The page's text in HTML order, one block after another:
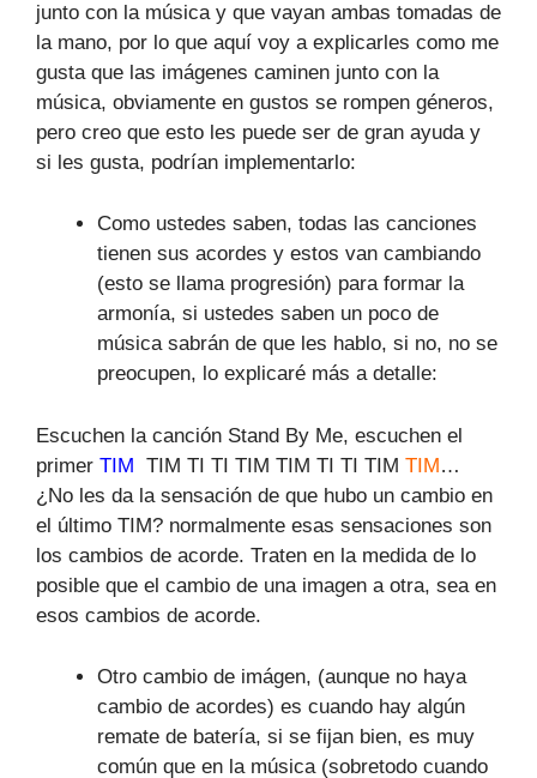
junto con la música y que vayan ambas tomadas de
la mano, por lo que aquí voy a explicarles como me
gusta que las imágenes caminen junto con la
música, obviamente en gustos se rompen géneros,
pero creo que esto les puede ser de gran ayuda y
si les gusta, podrían implementarlo:
Como ustedes saben, todas las canciones
tienen sus acordes y estos van cambiando
(esto se llama progresión) para formar la
armonía, si ustedes saben un poco de
música sabrán de que les hablo, si no, no se
preocupen, lo explicaré más a detalle:
Escuchen la canción Stand By Me, escuchen el
primer TIM TIM TI TI TIM TIM TI TI TIM TIM …
¿No les da la sensación de que hubo un cambio en
el último TIM? normalmente esas sensaciones son
los cambios de acorde. Traten en la medida de lo
posible que el cambio de una imagen a otra, sea en
esos cambios de acorde.
Otro cambio de imágen, (aunque no haya
cambio de acordes) es cuando hay algún
remate de batería, si se fijan bien, es muy
común que en la música (sobretodo cuando